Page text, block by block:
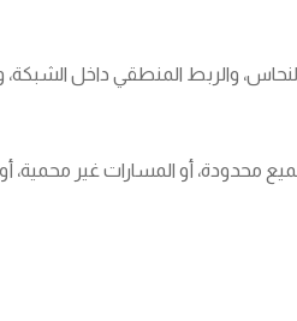
والربط المنطقي داخل
أو المسارات غير محمية، أو